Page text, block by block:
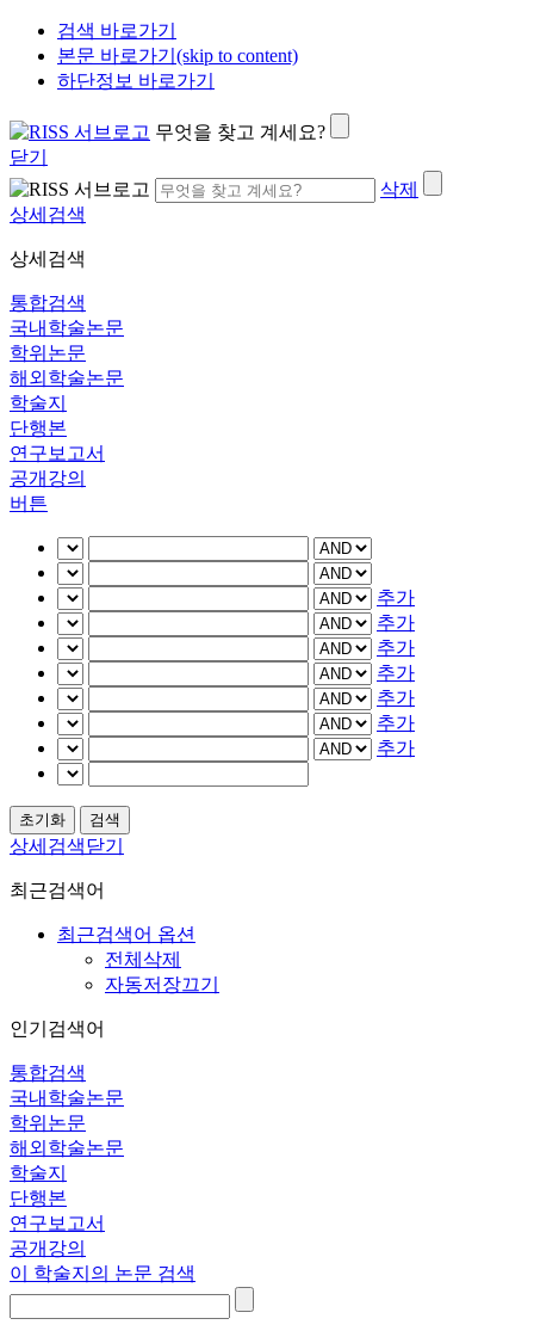
검색 바로가기
본문 바로가기(skip to content)
하단정보 바로가기
무엇을 찾고 계세요?
닫기
삭제
상세검색
상세검색
통합검색
국내학술논문
학위논문
해외학술논문
학술지
단행본
연구보고서
공개강의
버튼
추가
추가
추가
추가
추가
추가
추가
상세검색닫기
최근검색어
최근검색어 옵션
전체삭제
자동저장끄기
인기검색어
통합검색
국내학술논문
학위논문
해외학술논문
학술지
단행본
연구보고서
공개강의
이 학술지의 논문 검색